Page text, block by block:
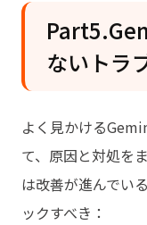
ないトラ
よく見かける
て、原因と対処を
は改善が進んでい
ックすべき：